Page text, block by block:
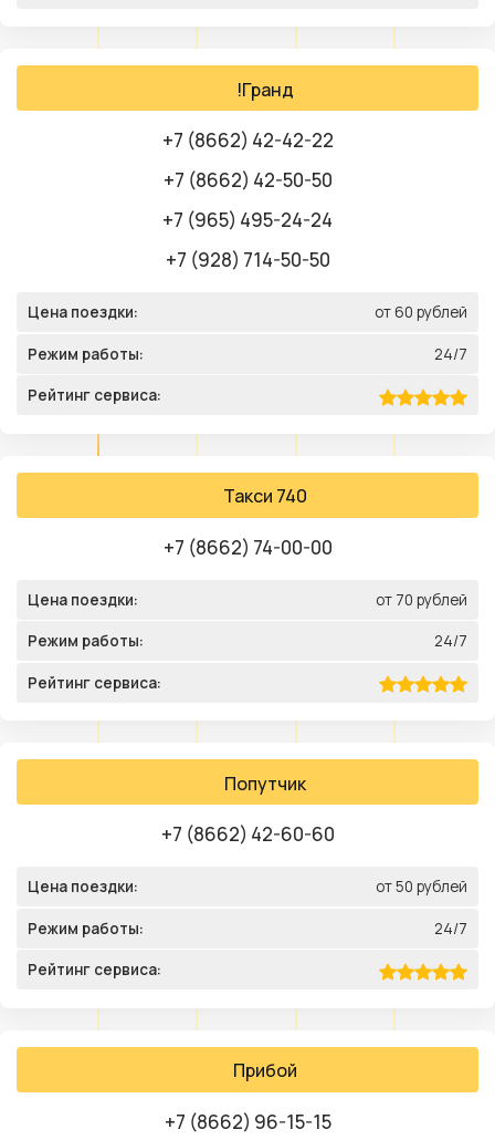
!Гранд
+7 (8662) 42-42-22
+7 (8662) 42-50-50
+7 (965) 495-24-24
+7 (928) 714-50-50
Цена поездки: от 60 рублей
Режим работы: 24/7
Рейтинг сервиса:
Такси 740
+7 (8662) 74-00-00
Цена поездки: от 70 рублей
Режим работы: 24/7
Рейтинг сервиса:
Попутчик
+7 (8662) 42-60-60
Цена поездки: от 50 рублей
Режим работы: 24/7
Рейтинг сервиса:
Прибой
+7 (8662) 96-15-15